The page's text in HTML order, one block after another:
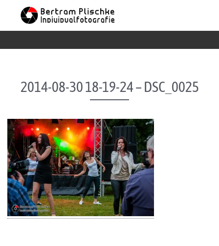
Skip to content
2014-08-30 18-19-24 – DSC_0025